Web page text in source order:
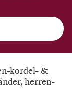
kordel- &
herren-